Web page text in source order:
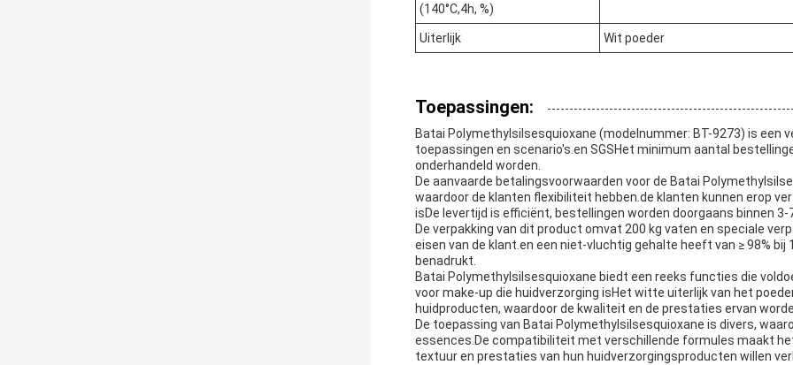
(140°C,4h, %)
Uiterlijk Wit poeder
Toepassingen:
Batai Polymethylsilsesquioxane (modelnummer: BT-9273) is een
toepassingen en scenario's.en SGSHet minimum aantal
onderhandeld worden.
De aanvaarde betalingsvoorwaarden voor de Batai
waardoor de klanten flexibiliteit hebben.de klanten kunnen erop
isDe levertijd is efficiënt, bestellingen worden doorgaans binnen
De verpakking van dit product omvat 200 kg vaten en speciale
eisen van de klant.en een niet-vluchtig gehalte heeft van ≥ 98% bij
benadrukt.
Batai Polymethylsilsesquioxane biedt een reeks functies die
voor make-up die huidverzorging isHet witte uiterlijk van het
huidproducten, waardoor de kwaliteit en de prestaties ervan
De toepassing van Batai Polymethylsilsesquioxane is divers,
essences.De compatibiliteit met verschillende formules maakt
textuur en prestaties van hun huidverzorgingsproducten willen